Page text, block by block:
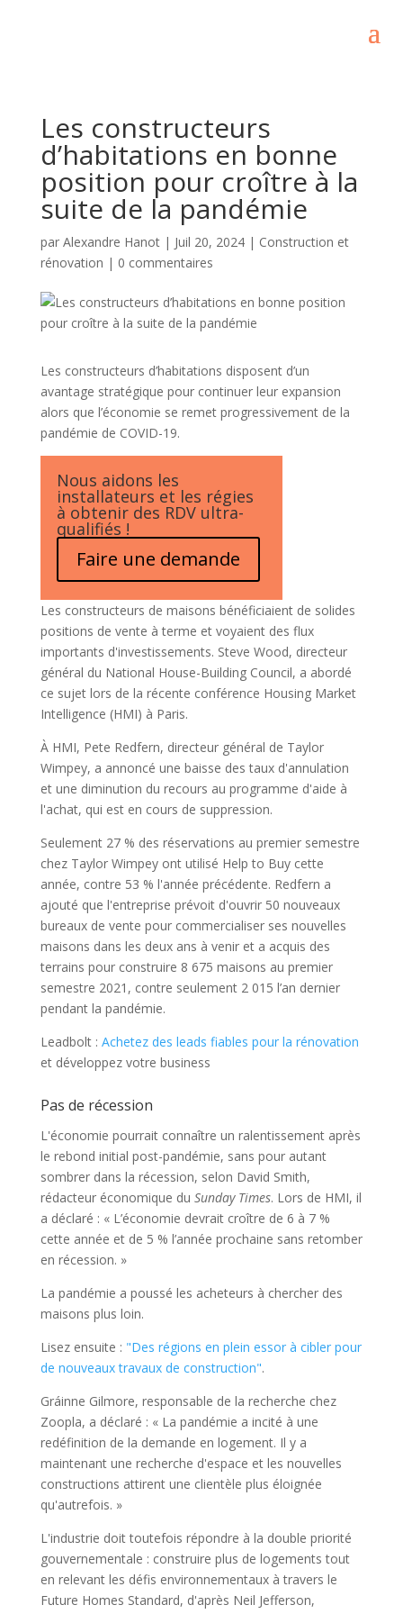
Les constructeurs
d’habitations en bonne
position pour croître à la
suite de la pandémie
par Alexandre Hanot| Juil 20, 2024| Construction et
rénovation | 0 commentaires
Les constructeurs d’habitations disposent d’un
avantage stratégique pour continuer leur expansion
alors que l’économie se remet progressivement de la
pandémie de COVID-19.
Nous aidons les
installateurs et les régies
à obtenir des RDV ultra-
qualifiés !
Faire une demande
Les constructeurs de maisons bénéficiaient de solides
positions de vente à terme et voyaient des flux
importants d'investissements. Steve Wood, directeur
général du National House-Building Council, a abordé
ce sujet lors de la récente conférence Housing Market
Intelligence (HMI) à Paris.
À HMI, Pete Redfern, directeur général de Taylor
Wimpey, a annoncé une baisse des taux d'annulation
et une diminution du recours au programme d'aide à
l'achat, qui est en cours de suppression.
Seulement 27 % des réservations au premier semestre
chez Taylor Wimpey ont utilisé Help to Buy cette
année, contre 53 % l'année précédente. Redfern a
ajouté que l'entreprise prévoit d'ouvrir 50 nouveaux
bureaux de vente pour commercialiser ses nouvelles
maisons dans les deux ans à venir et a acquis des
terrains pour construire 8 675 maisons au premier
semestre 2021, contre seulement 2 015 l’an dernier
pendant la pandémie.
Leadbolt : Achetez des leads fiables pour la rénovation
et développez votre business
Pas de récession
L'économie pourrait connaître un ralentissement après
le rebond initial post-pandémie, sans pour autant
sombrer dans la récession, selon David Smith,
rédacteur économique du Sunday Times. Lors de HMI, il
a déclaré : « L’économie devrait croître de 6 à 7 %
cette année et de 5 % l’année prochaine sans retomber
en récession. »
La pandémie a poussé les acheteurs à chercher des
maisons plus loin.
Lisez ensuite : "Des régions en plein essor à cibler pour
de nouveaux travaux de construction".
Gráinne Gilmore, responsable de la recherche chez
Zoopla, a déclaré : « La pandémie a incité à une
redéfinition de la demande en logement. Il y a
maintenant une recherche d'espace et les nouvelles
constructions attirent une clientèle plus éloignée
qu'autrefois. »
L'industrie doit toutefois répondre à la double priorité
gouvernementale : construire plus de logements tout
en relevant les défis environnementaux à travers le
Future Homes Standard, d'après Neil Jefferson,